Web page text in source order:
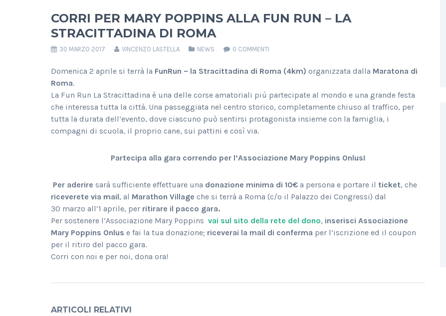
CORRI PER MARY POPPINS ALLA FUN RUN – LA
STRACITTADINA DI ROMA
30 MARZO 2017 VINCENZO LASTELLA NEWS 0 COMMENTI
Domenica 2 aprile si terrà la FunRun – la Stracittadina di Roma (4km) organizzata dalla Maratona di
Roma.
La Fun Run La Stracittadina è una delle corse amatoriali più partecipate al mondo e una grande festa
che interessa tutta la città. Una passeggiata nel centro storico, completamente chiuso al traffico, per
tutta la durata dell’evento, dove ciascuno può sentirsi protagonista insieme con la famiglia, i
compagni di scuola, il proprio cane, sui pattini e così via.
Partecipa alla gara correndo per l’Associazione Mary Poppins Onlus!
Per aderire sarà sufficiente effettuare una donazione minima di 10€ a persona e portare il ticket, che
riceverete via mail, al Marathon Village che si terrà a Roma (c/o il Palazzo dei Congressi) dal
30 marzo all’1 aprile, per ritirare il pacco gara.
Per sostenere l’Associazione Mary Poppins vai sul sito della rete del dono, inserisci Associazione
Mary Poppins Onlus e fai la tua donazione; riceverai la mail di conferma per l’iscrizione ed il coupon
per il ritiro del pacco gara.
Corri con noi e per noi, dona ora!
ARTICOLI RELATIVI